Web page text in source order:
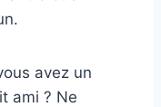
avez un
ami ? Ne